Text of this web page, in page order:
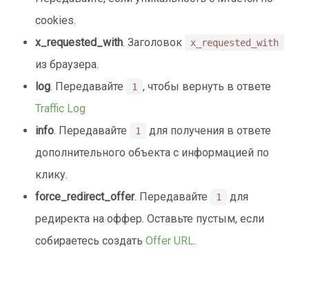
cookies.
x_requested_with. Заголовок x_requested_with
из браузера.
log. Передавайте 1
, чтобы вернуть в ответе
Traffic Log
info. Передавайте 1
для получения в ответе
дополнительного объекта с информацией по
клику.
force_redirect_offer. Передавайте 1
для
редиректа на оффер. Оставьте пустым, если
собираетесь создатьOffer URL.